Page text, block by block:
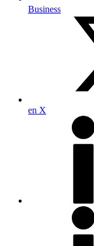
Business
en X